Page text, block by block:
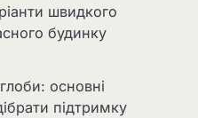
швидкого
будинку
основні
підтримку